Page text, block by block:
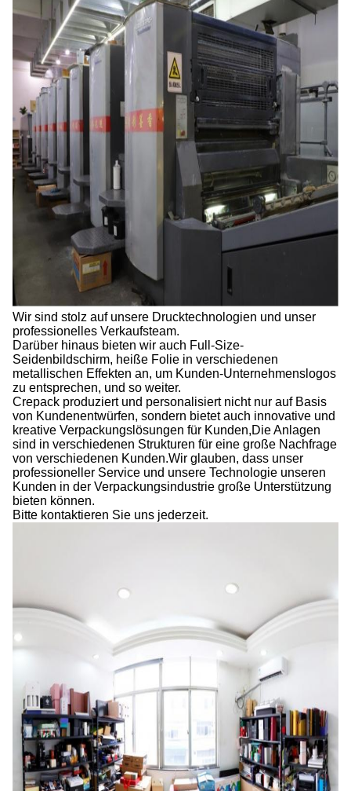
Wir sind stolz auf unsere Drucktechnologien und unser
professionelles Verkaufsteam.
Darüber hinaus bieten wir auch Full-Size-
Seidenbildschirm, heiße Folie in verschiedenen
metallischen Effekten an, um Kunden-Unternehmenslogos
zu entsprechen, und so weiter.
Crepack produziert und personalisiert nicht nur auf Basis
von Kundenentwürfen, sondern bietet auch innovative und
kreative Verpackungslösungen für Kunden,Die Anlagen
sind in verschiedenen Strukturen für eine große Nachfrage
von verschiedenen Kunden.Wir glauben, dass unser
professioneller Service und unsere Technologie unseren
Kunden in der Verpackungsindustrie große Unterstützung
bieten können.
Bitte kontaktieren Sie uns jederzeit.